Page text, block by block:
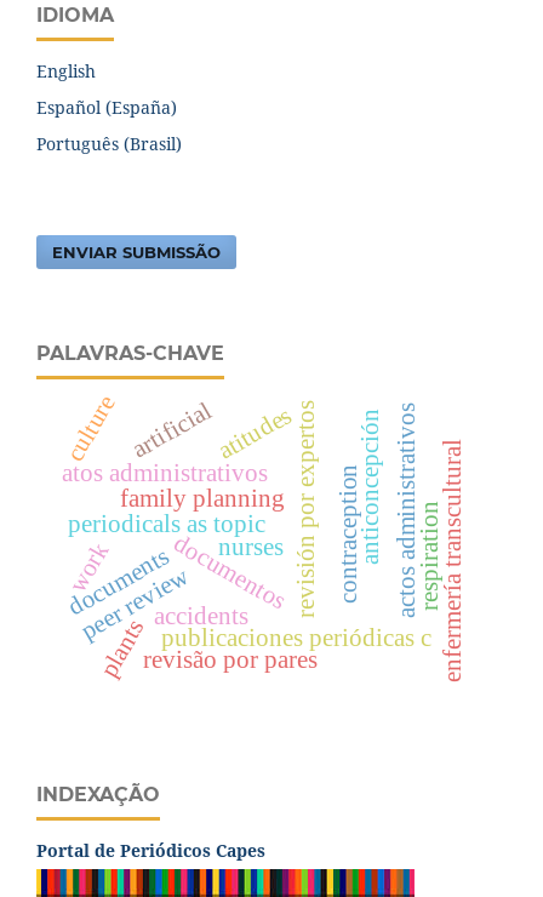
IDIOMA
English
Español (España)
Português (Brasil)
ENVIAR SUBMISSÃO
PALAVRAS-CHAVE
documentos
periodicals as topic revisión por expertos
publicaciones periódicas c enfermería transcultural
family planning contraceptionanticoncepción
atos administrativos
peer review
documents nurses actos administrativos
accidents
respiration
atitudes
culture
plants
artificial
revisão por pares
work
INDEXAÇÃO
Portal de Periódicos Capes